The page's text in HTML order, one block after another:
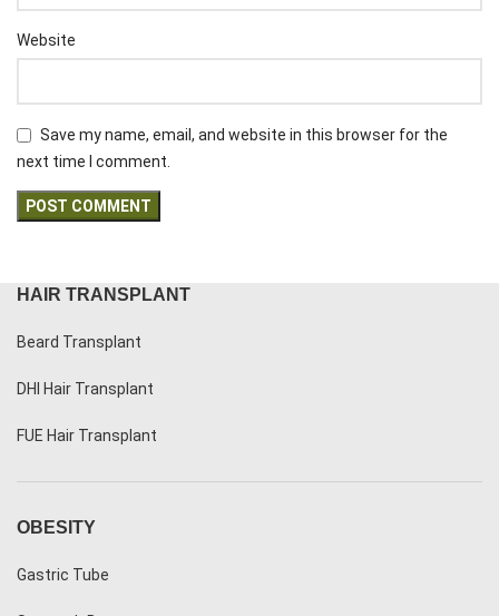
Website
Save my name, email, and website in this browser for the
next time I comment.
HAIR TRANSPLANT
Beard Transplant
DHI Hair Transplant
FUE Hair Transplant
OBESITY
Gastric Tube